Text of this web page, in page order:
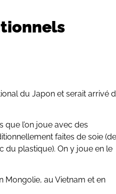
du Japon et serait arrivé
que l’on joue avec des
faites de soie (de
du plastique). On y joue en le
Mongolie, au Vietnam et en